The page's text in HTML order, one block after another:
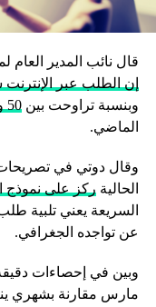
قال نائب المدير
إن الطلب عبر الإنترنت
وبنسبة تراوحت بين 50 و80%
الماضي.
وقال دوتي في
الحالية ركز على نموذج
السريعة يعني تلبية
عن تواجده الجغرافي.
وبين في إحصاءات
مارس مقارنة بشهري